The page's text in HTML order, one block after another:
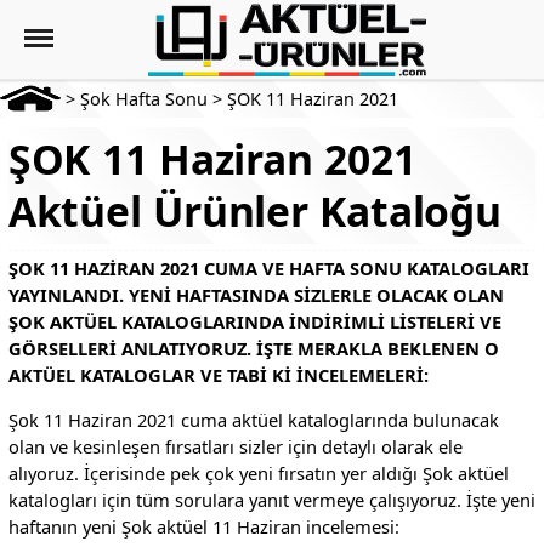
> Şok Hafta Sonu > ŞOK 11 Haziran 2021
ŞOK 11 Haziran 2021
Aktüel Ürünler Kataloğu
ŞOK 11 HAZIRAN 2021 CUMA VE HAFTA SONU KATALOGLARI
YAYINLANDI. YENI HAFTASINDA SIZLERLE OLACAK OLAN
ŞOK AKTÜEL KATALOGLARINDA INDIRIMLI LISTELERI VE
GÖRSELLERI ANLATIYORUZ. İŞTE MERAKLA BEKLENEN O
AKTÜEL KATALOGLAR VE TABI KI INCELEMELERI:
Şok 11 Haziran 2021 cuma aktüel kataloglarında bulunacak
olan ve kesinleşen fırsatları sizler için detaylı olarak ele
alıyoruz. İçerisinde pek çok yeni fırsatın yer aldığı Şok aktüel
katalogları için tüm sorulara yanıt vermeye çalışıyoruz. İşte yeni
haftanın yeni Şok aktüel 11 Haziran incelemesi: